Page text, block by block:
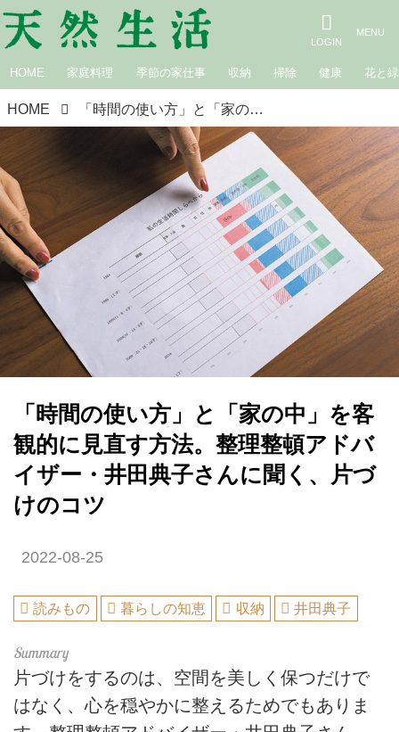
HOME 家庭料理 季節の家仕事 収納 掃除 健康 花と緑
HOME 「時間の使い方」と「家の中」を客観的に見直す方法。整理整頓アドバイザー・井田典子さんに聞く、片づけのコツ
「時間の使い方」と「家の中」を客
観的に見直す方法。整理整頓アドバ
イザー・井田典子さんに聞く、片づ
けのコツ
2022-08-25
読みもの 暮らしの知恵 収納 井田典子
片づけをするのは、空間を美しく保つだけで
はなく、心を穏やかに整えるためでもありま